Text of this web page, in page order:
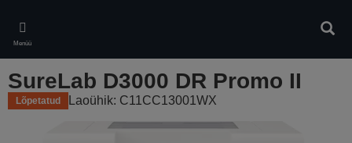
main
content
Menüü
SureLab D3000 DR Promo II
Lõpetatud Laoühik: C11CC13001WX